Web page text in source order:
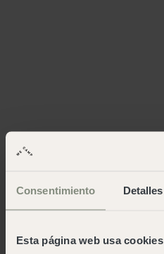
Consentimiento Detalles
Esta página web usa cookies